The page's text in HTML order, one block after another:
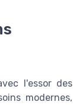
l'essor des
modernes,